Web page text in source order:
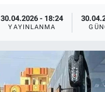
30.04.2026 - 18:24
YAYINLANMA